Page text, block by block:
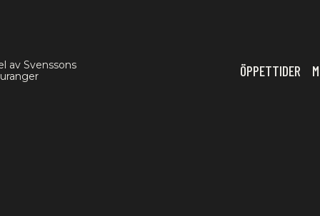
av Svenssons
ÖPPETTIDER